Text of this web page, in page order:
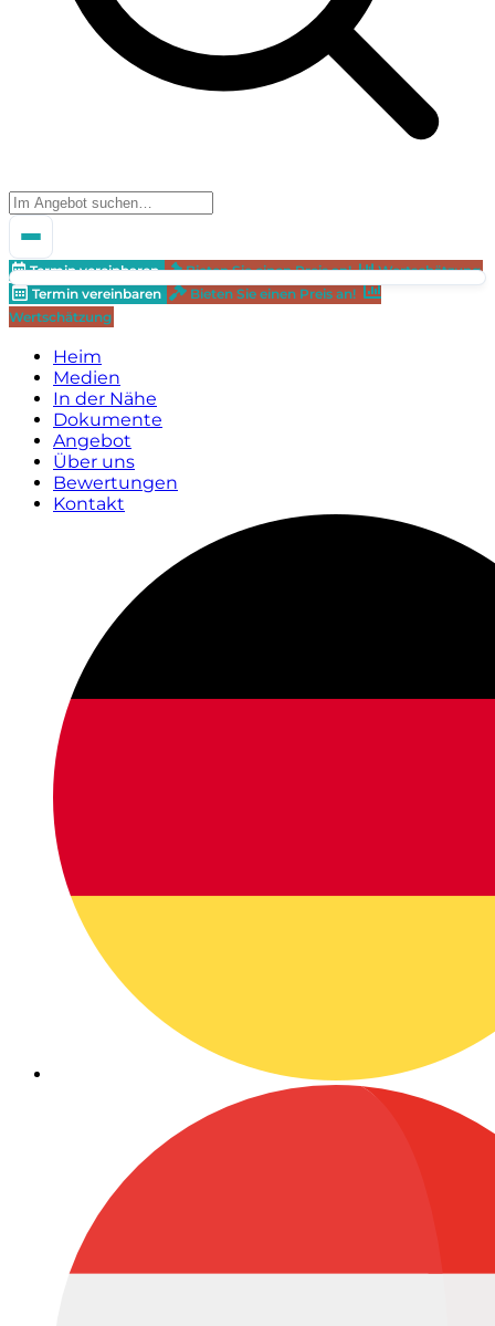
Termin vereinbaren Bieten Sie einen Preis an!
Wertschätzung
Termin vereinbaren
Bieten Sie einen Preis an!
Wertschätzung
Heim
Medien
In der Nähe
Dokumente
Angebot
Über uns
Bewertungen
Kontakt